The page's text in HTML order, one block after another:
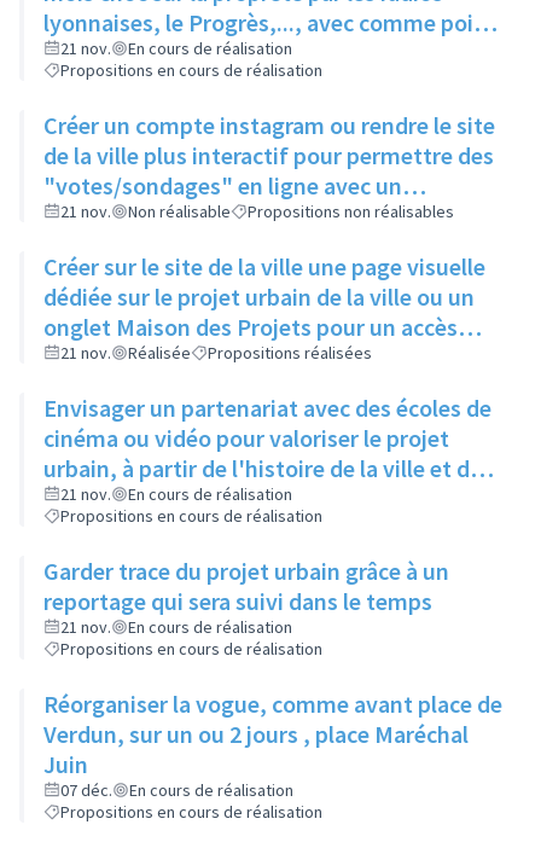
lyonnaises, le Progrès,..., avec comme point
d'accroche: "Rillieux, campagne choc pour
sa propreté"
21 nov.
En cours de réalisation
Propositions en cours de réalisation
Créer un compte instagram ou rendre le site
de la ville plus interactif pour permettre des
"votes/sondages" en ligne avec un
abonnement et une sollicitation régulière
21 nov. Non réalisable Propositions non réalisables
Créer sur le site de la ville une page visuelle
dédiée sur le projet urbain de la ville ou un
onglet Maison des Projets pour un accès
facile
21 nov. Réalisée Propositions réalisées
Envisager un partenariat avec des écoles de
cinéma ou vidéo pour valoriser le projet
urbain, à partir de l'histoire de la ville et de
ses évolutions, sur des reportages de fond
sur la ville qui change
21 nov.
En cours de réalisation
Propositions en cours de réalisation
Garder trace du projet urbain grâce à un
reportage qui sera suivi dans le temps
21 nov.
En cours de réalisation
Propositions en cours de réalisation
Réorganiser la vogue, comme avant place de
Verdun, sur un ou 2 jours , place Maréchal
Juin
07 déc.
En cours de réalisation
Propositions en cours de réalisation